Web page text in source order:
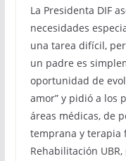
La Presidenta DIF
necesidades
una tarea difícil,
un padre es
oportunidad de
amor” y pidió a los
áreas médicas, de
temprana y terapia
Rehabilitación